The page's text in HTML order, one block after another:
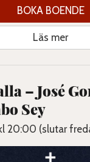
BOKA BOENDE
Läs mer
– José
Sey
20:00 (slutar